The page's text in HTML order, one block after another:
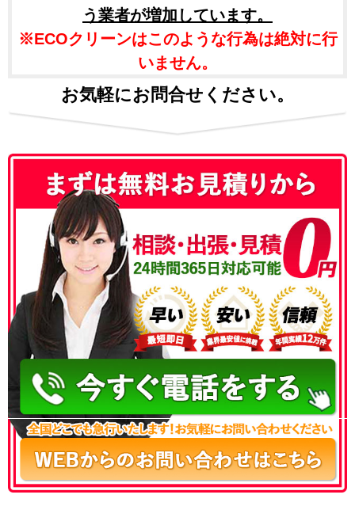
う業者が増加しています。
※ECOクリーンはこのような行為は絶対に行
いません。
お気軽にお問合せください。
050-3186-4780